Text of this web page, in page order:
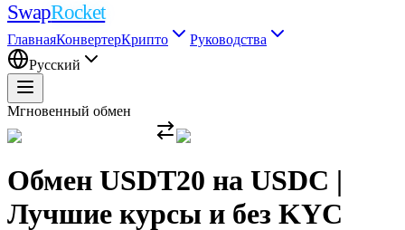
SwapRocket
ГлавнаяКонвертерКрипто
Руководства
Русский
Мгновенный обмен
Обмен USDT20 на USDC |
Лучшие курсы и без KYC